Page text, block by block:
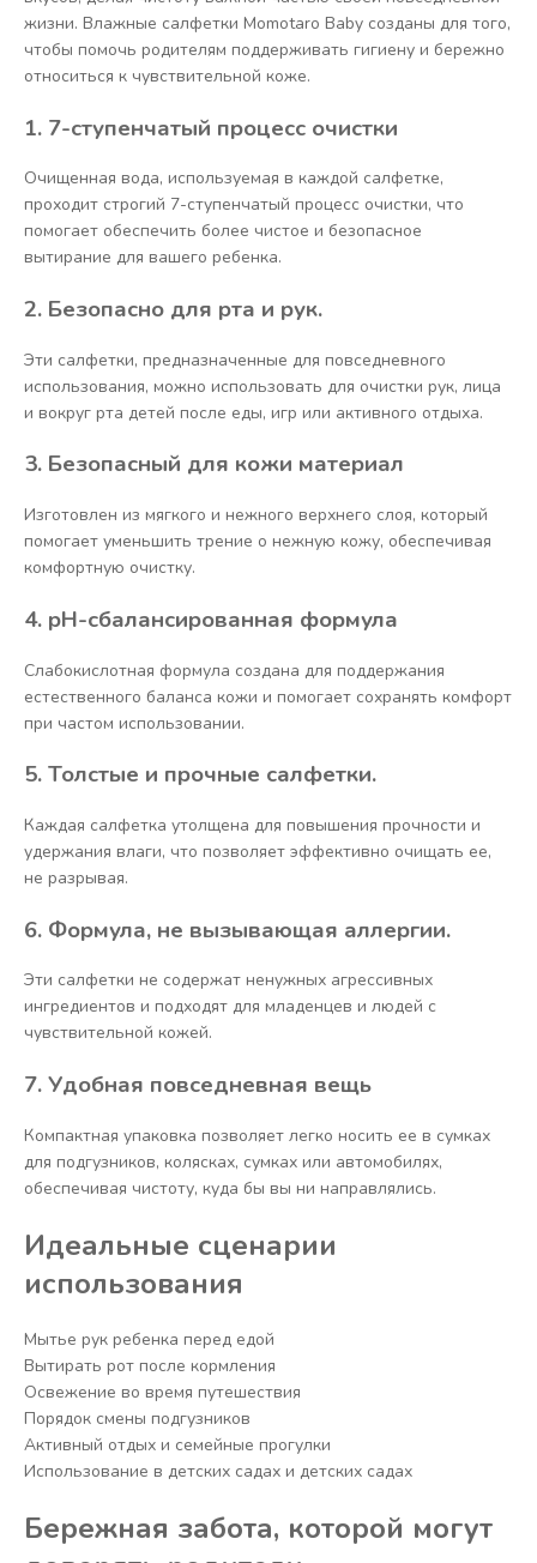
жизни. Влажные салфетки Momotaro Baby созданы для того,
чтобы помочь родителям поддерживать гигиену и бережно
относиться к чувствительной коже.
1. 7-ступенчатый процесс очистки
Очищенная вода, используемая в каждой салфетке,
проходит строгий 7-ступенчатый процесс очистки, что
помогает обеспечить более чистое и безопасное
вытирание для вашего ребенка.
2. Безопасно для рта и рук.
Эти салфетки, предназначенные для повседневного
использования, можно использовать для очистки рук, лица
и вокруг рта детей после еды, игр или активного отдыха.
3. Безопасный для кожи материал
Изготовлен из мягкого и нежного верхнего слоя, который
помогает уменьшить трение о нежную кожу, обеспечивая
комфортную очистку.
4. pH-сбалансированная формула
Слабокислотная формула создана для поддержания
естественного баланса кожи и помогает сохранять комфорт
при частом использовании.
5. Толстые и прочные салфетки.
Каждая салфетка утолщена для повышения прочности и
удержания влаги, что позволяет эффективно очищать ее,
не разрывая.
6. Формула, не вызывающая аллергии.
Эти салфетки не содержат ненужных агрессивных
ингредиентов и подходят для младенцев и людей с
чувствительной кожей.
7. Удобная повседневная вещь
Компактная упаковка позволяет легко носить ее в сумках
для подгузников, колясках, сумках или автомобилях,
обеспечивая чистоту, куда бы вы ни направлялись.
Идеальные сценарии
использования
Мытье рук ребенка перед едой
Вытирать рот после кормления
Освежение во время путешествия
Порядок смены подгузников
Активный отдых и семейные прогулки
Использование в детских садах и детских садах
Бережная забота, которой могут